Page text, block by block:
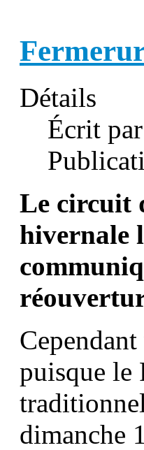
Détails
Écrit
Le circuit
hivernale
puisque le
dimanche